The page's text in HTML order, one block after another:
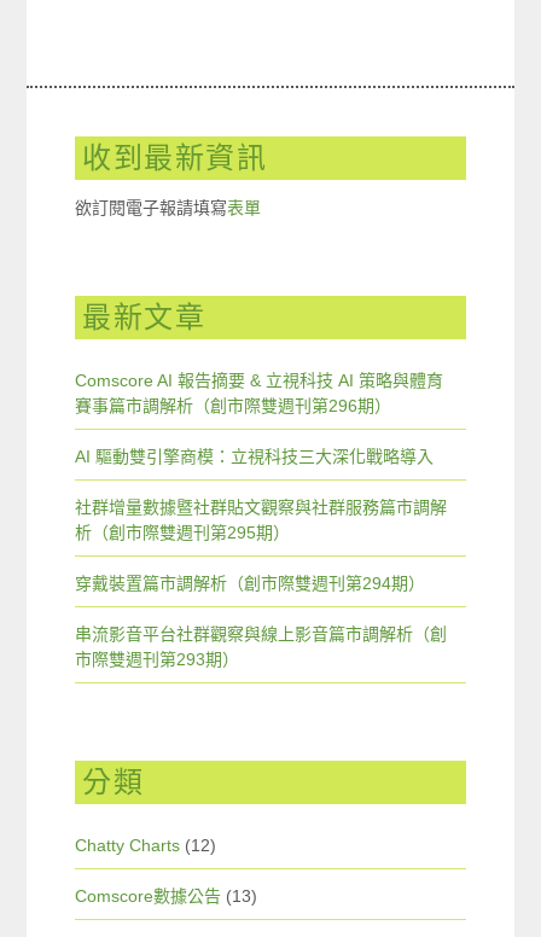
收到最新資訊
欲訂閱電子報請填寫表單
最新文章
Comscore AI 報告摘要 & 立視科技 AI 策略與體育
賽事篇市調解析（創市際雙週刊第296期）
AI 驅動雙引擎商模：立視科技三大深化戰略導入
社群增量數據暨社群貼文觀察與社群服務篇市調解
析（創市際雙週刊第295期）
穿戴裝置篇市調解析（創市際雙週刊第294期）
串流影音平台社群觀察與線上影音篇市調解析（創
市際雙週刊第293期）
分類
Chatty Charts (12)
Comscore數據公告 (13)